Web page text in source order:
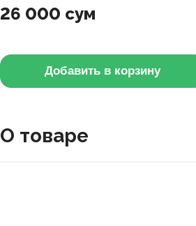
26 000 сум
Добавить в корзину
О товаре